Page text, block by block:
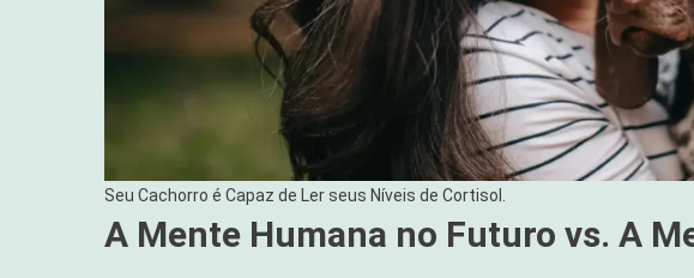
Seu Cachorro é Capaz de Ler seus Níveis de Cortisol.
A Mente Humana no Futuro vs. A